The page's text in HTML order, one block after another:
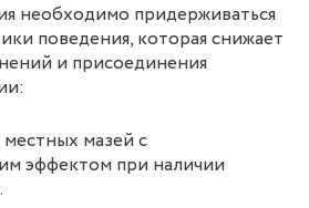
необходимо придерживаться
поведения, которая снижает
и присоединения
мазей с
эффектом при наличии